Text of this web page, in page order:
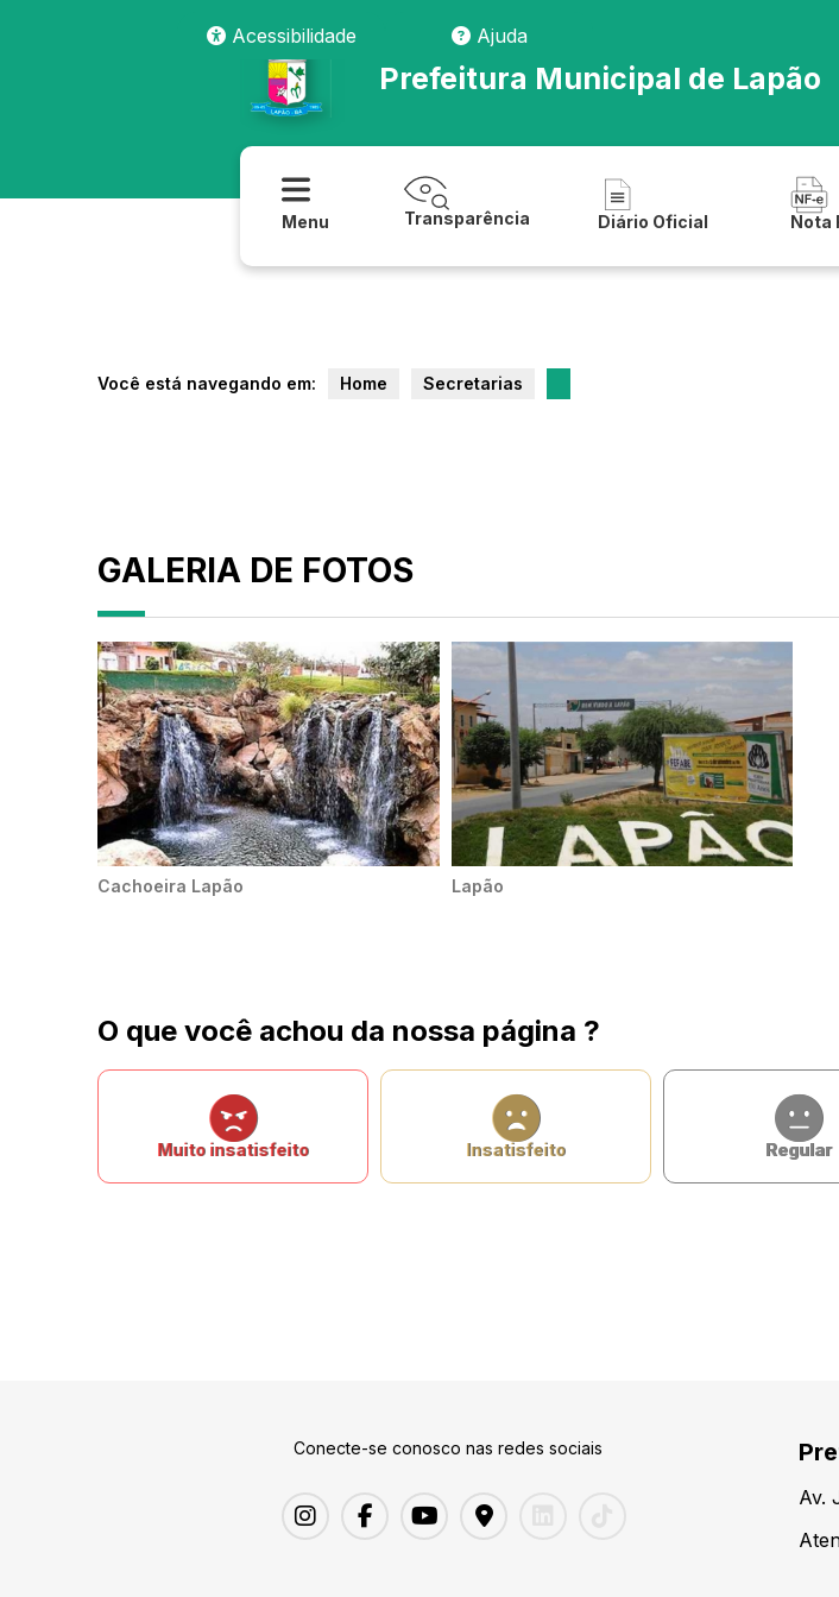
Acessibilidade
Ajuda
Prefeitura Municipal de Lapão
Menu Transparência Diário Oficial Nota
Você está navegando em: Home Secretarias
GALERIA DE FOTOS
Cachoeira Lapão Lapão
O que você achou da nossa página ?
Muito insatisfeito Insatisfeito Regular
Conecte-se conosco nas redes sociais
Av.